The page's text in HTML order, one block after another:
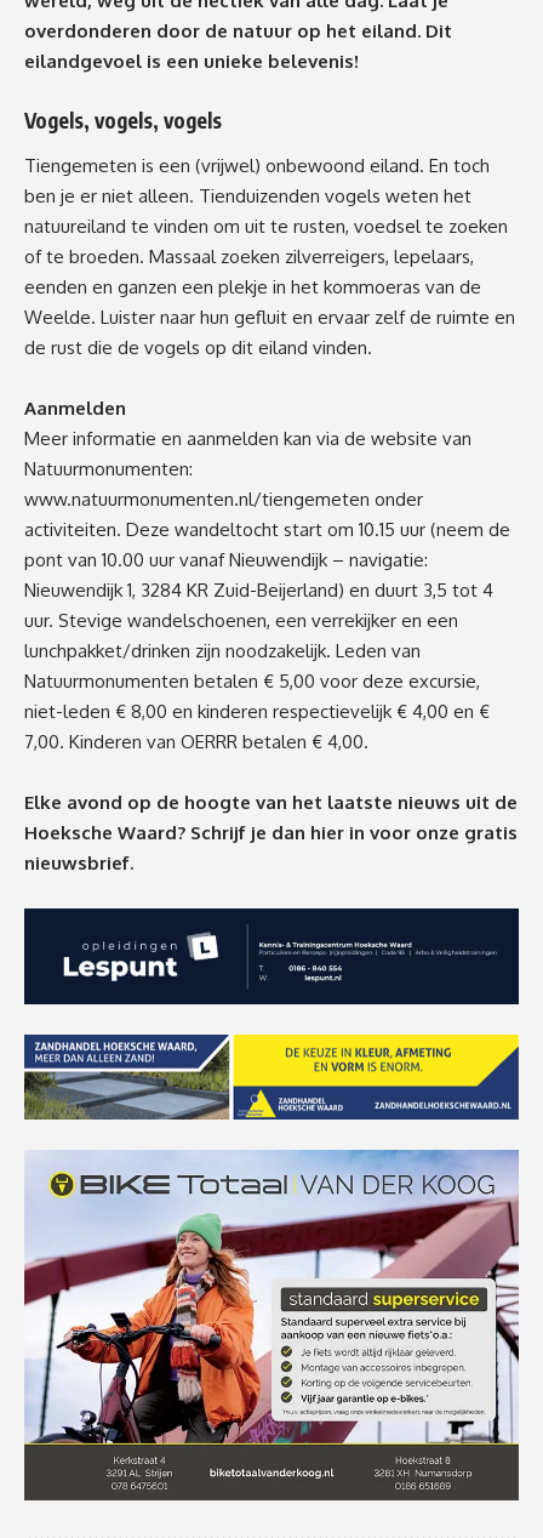
overdonderen door de natuur op het eiland. Dit
eilandgevoel is een unieke belevenis!
Vogels, vogels, vogels
Tiengemeten is een (vrijwel) onbewoond eiland. En toch
ben je er niet alleen. Tienduizenden vogels weten het
natuureiland te vinden om uit te rusten, voedsel te zoeken
of te broeden. Massaal zoeken zilverreigers, lepelaars,
eenden en ganzen een plekje in het kommoeras van de
Weelde. Luister naar hun gefluit en ervaar zelf de ruimte en
de rust die de vogels op dit eiland vinden.
Aanmelden
Meer informatie en aanmelden kan via de website van
Natuurmonumenten:
www.natuurmonumenten.nl/tiengemeten onder
activiteiten. Deze wandeltocht start om 10.15 uur (neem de
pont van 10.00 uur vanaf Nieuwendijk – navigatie:
Nieuwendijk 1, 3284 KR Zuid-Beijerland) en duurt 3,5 tot 4
uur. Stevige wandelschoenen, een verrekijker en een
lunchpakket/drinken zijn noodzakelijk. Leden van
Natuurmonumenten betalen € 5,00 voor deze excursie,
niet-leden € 8,00 en kinderen respectievelijk € 4,00 en €
7,00. Kinderen van OERRR betalen € 4,00.
Elke avond op de hoogte van het laatste nieuws uit de
Hoeksche Waard? Schrijf je dan hier in voor onze gratis
nieuwsbrief.